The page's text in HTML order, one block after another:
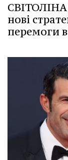
нові
перемоги